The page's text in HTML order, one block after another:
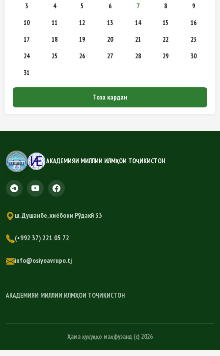
3
4 5 6 7 8
9
10
11 12 13 14 15
16
17
18 19 20 21 22
23
24
25 26 27 28 29
30
31
Тоза кардан
АКАДЕМИЯИ МИЛЛИИ ИЛМҲОИ ТОҶИКИСТОН
ш. Душанбе, хиёбони Рӯдакӣ 33
(+992 37) 221 05 72
info@osiyoavrupo.tj
АКАДЕМИЯИ МИЛЛИИ ИЛМҲОИ ТОҶИКИСТОН
Ҳама ҳуқуқҳо маҳфузанд (c) 2026